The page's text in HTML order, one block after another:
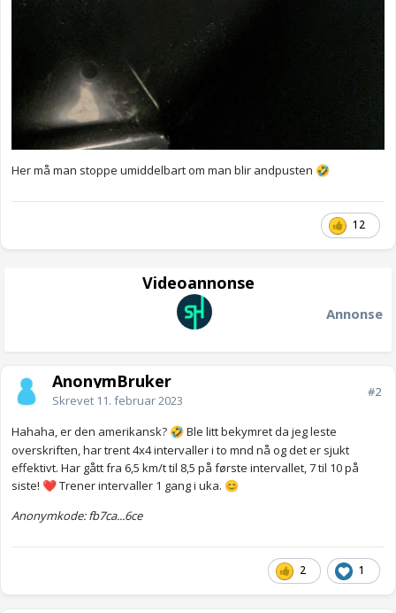
Her må man stoppe umiddelbart om man blir andpusten 🤣
12
Videoannonse
Annonse
AnonymBruker
Skrevet 11. februar 2023
#2
Hahaha, er den amerikansk? 🤣 Ble litt bekymret da jeg leste
overskriften, har trent 4x4 intervaller i to mnd nå og det er sjukt
effektivt. Har gått fra 6,5 km/t til 8,5 på første intervallet, 7 til 10 på
siste! ❤️ Trener intervaller 1 gang i uka. 😊
Anonymkode: fb7ca...6ce
2 1